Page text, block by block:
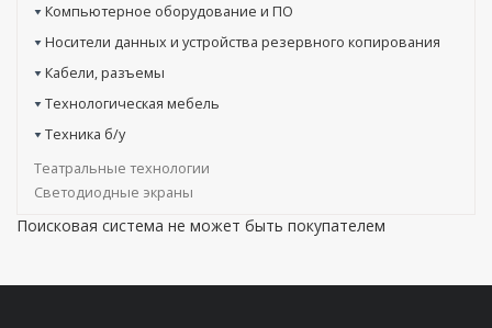
Компьютерное оборудование и ПО
Носители данных и устройства резервного копирования
Кабели, разъемы
Технологическая мебель
Техника б/у
Театральные технологии
Светодиодные экраны
Поисковая система не может быть покупателем